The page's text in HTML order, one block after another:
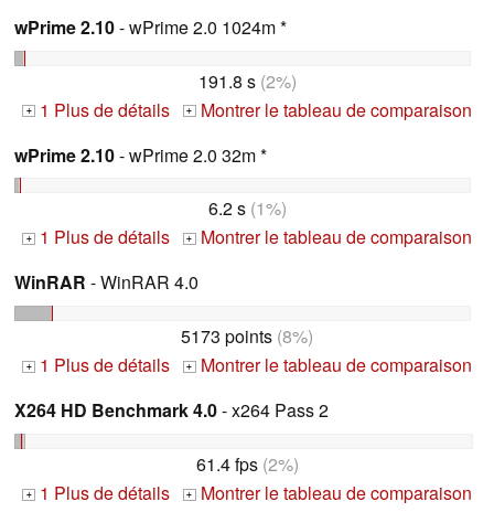
wPrime 2.10- wPrime 2.0 1024m *
191.8 s(2%)
+ 1 Plus de détails + Montrer le tableau de comparaison
wPrime 2.10- wPrime 2.0 32m *
6.2 s(1%)
+ 1 Plus de détails + Montrer le tableau de comparaison
WinRAR - WinRAR 4.0
5173 points (8%)
+ 1 Plus de détails + Montrer le tableau de comparaison
X264 HD Benchmark 4.0- x264 Pass 2
61.4 fps(2%)
+ 1 Plus de détails + Montrer le tableau de comparaison